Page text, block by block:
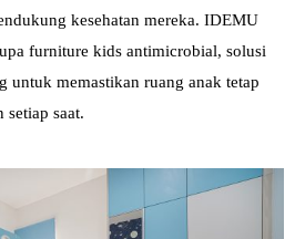
kesehatan mereka. IDEMU
furniture kids antimicrobial, solusi
untuk memastikan ruang anak tetap
setiap saat.